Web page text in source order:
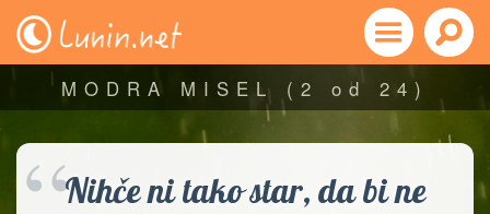
MODRA MISEL (2 od 24)
Nihče ni tako star, da bi ne